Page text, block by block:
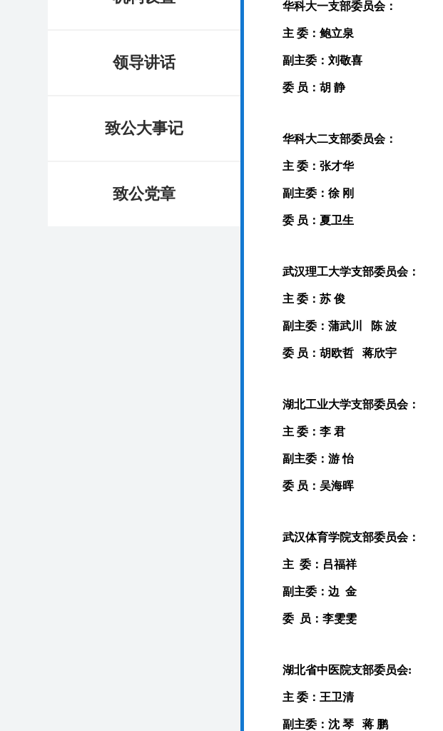
领导讲话
致公大事记
致公党章
华科大一支部委员会：
主 委：鲍立泉
副主委：刘敬喜
委 员：胡 静
华科大二支部委员会：
主 委：张才华
副主委：徐 刚
委 员：夏卫生
武汉理工大学支部委员会：
主 委：苏 俊
副主委：蒲武川 陈 波
委 员：胡欧哲 蒋欣宇
湖北工业大学支部委员会：
主 委：李 君
副主委：游 怡
委 员：吴海晖
武汉体育学院支部委员会：
主 委：吕福祥
副主委：边 金
委 员：李雯雯
湖北省中医院支部委员会:
主 委：王卫清
副主委：沈 琴 蒋 鹏